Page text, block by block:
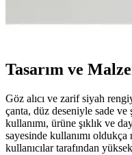
Tasarım ve
Göz alıcı ve zarif siyah
çanta, düz deseniyle sade
kullanımı, ürüne şıklık ve
sayesinde kullanımı
kullanıcılar tarafından